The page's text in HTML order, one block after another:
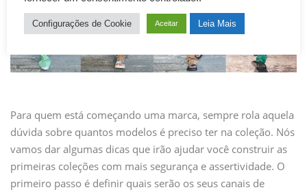
Para quem está começando uma marca, sempre rola aquela
dúvida sobre quantos modelos é preciso ter na coleção. Nós
vamos dar algumas dicas que irão ajudar você construir as
primeiras coleções com mais segurança e assertividade. O
primeiro passo é definir quais serão os seus canais de
Configurações de Cookie Aceitar Leia Mais